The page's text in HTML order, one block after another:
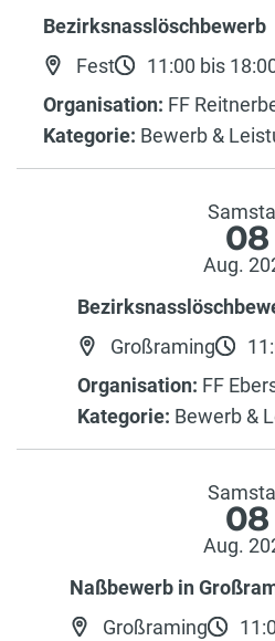
Bezirksnasslöschbewerb
Fest
11:00 bis
Organisation: FF
Kategorie: Bewerb &
08
Aug.
Großraming
Organisation: FF
Kategorie: Bewerb &
08
Aug.
Naßbewerb in
Großraming